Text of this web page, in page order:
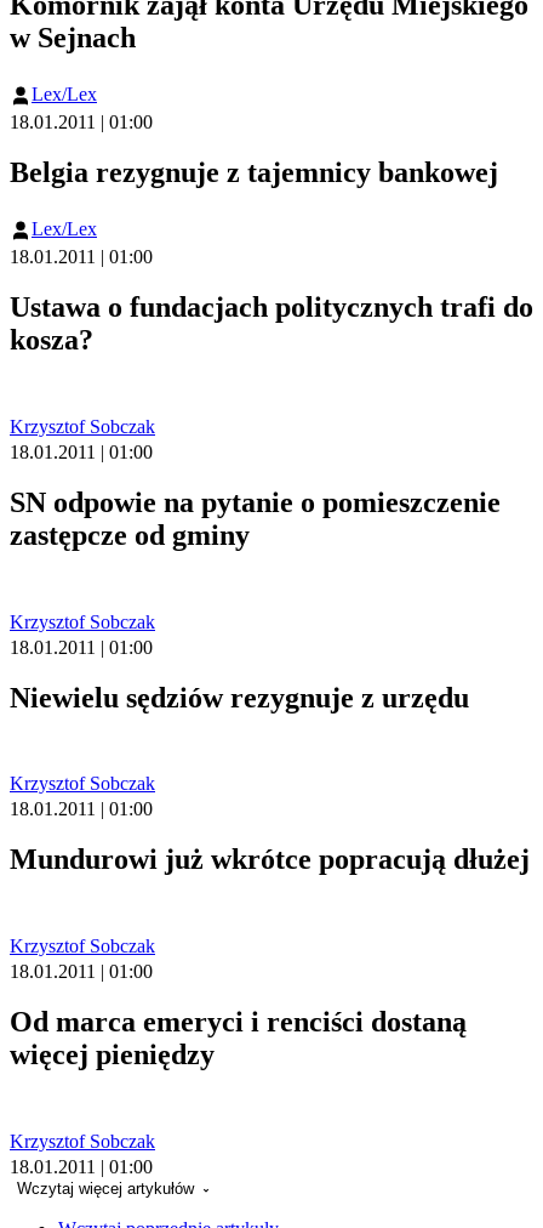
w Sejnach
Lex/Lex
18.01.2011 | 01:00
Belgia rezygnuje z tajemnicy bankowej
Lex/Lex
18.01.2011 | 01:00
Ustawa o fundacjach politycznych trafi do
kosza?
Krzysztof Sobczak
18.01.2011 | 01:00
SN odpowie na pytanie o pomieszczenie
zastępcze od gminy
Krzysztof Sobczak
18.01.2011 | 01:00
Niewielu sędziów rezygnuje z urzędu
Krzysztof Sobczak
18.01.2011 | 01:00
Mundurowi już wkrótce popracują dłużej
Krzysztof Sobczak
18.01.2011 | 01:00
Od marca emeryci i renciści dostaną
więcej pieniędzy
Krzysztof Sobczak
18.01.2011 | 01:00
Wczytaj więcej artykułów